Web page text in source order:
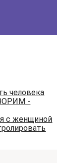
человека
-
с женщиной